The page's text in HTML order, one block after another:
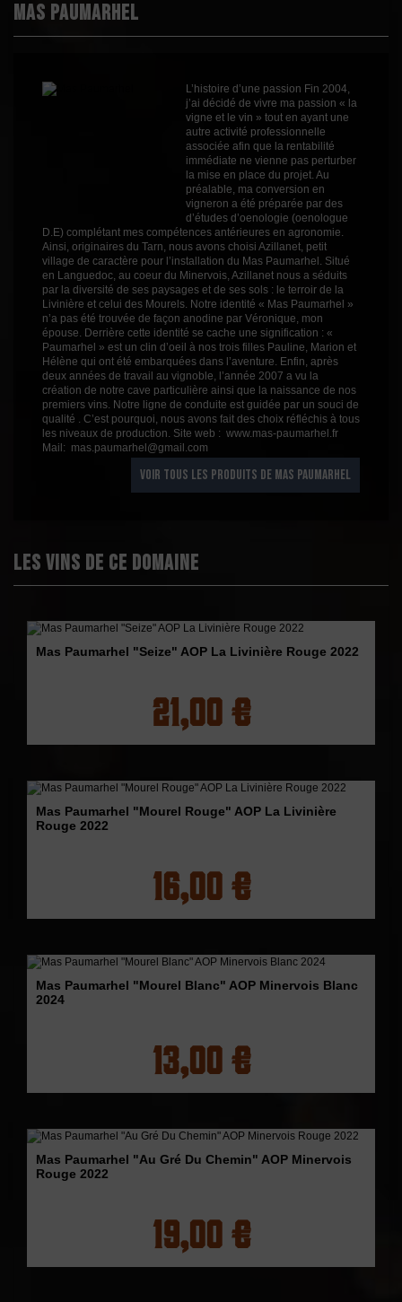
Épicé
Grenache
Mourvèdre
Syrah
Fruité
Rosé
2024
75cl
Mas Paumarhel
L’histoire d’une passion Fin 2004,
j’ai décidé de vivre ma passion « la
vigne et le vin » tout en ayant une
autre activité professionnelle
associée afin que la rentabilité
immédiate ne vienne pas perturber
la mise en place du projet. Au
préalable, ma conversion en
vigneron a été préparée par des
d’études d’oenologie (oenologue
D.E) complétant mes compétences antérieures en agronomie.
Ainsi, originaires du Tarn, nous avons choisi Azillanet, petit
village de caractère pour l’installation du Mas Paumarhel. Situé
en Languedoc, au coeur du Minervois, Azillanet nous a séduits
par la diversité de ses paysages et de ses sols : le terroir de la
Livinière et celui des Mourels. Notre identité « Mas Paumarhel »
n’a pas été trouvée de façon anodine par Véronique, mon
épouse. Derrière cette identité se cache une signification : «
Paumarhel » est un clin d’oeil à nos trois filles Pauline, Marion et
Hélène qui ont été embarquées dans l’aventure. Enfin, après
deux années de travail au vignoble, l’année 2007 a vu la
création de notre cave particulière ainsi que la naissance de nos
premiers vins. Notre ligne de conduite est guidée par un souci de
qualité . C’est pourquoi, nous avons fait des choix réfléchis à tous
les niveaux de production. Site web : www.mas-paumarhel.fr
Mail: mas.paumarhel@gmail.com
VOIR TOUS LES PRODUITS DE MAS PAUMARHEL
Les vins de ce domaine
Mas Paumarhel "Seize" AOP La Livinière Rouge 2022
21,00 €
Mas Paumarhel "Mourel Rouge" AOP La Livinière
Rouge 2022
16,00 €
Mas Paumarhel "Mourel Blanc" AOP Minervois Blanc
2024
13,00 €
Mas Paumarhel "Au Gré Du Chemin" AOP Minervois
Rouge 2022
19,00 €